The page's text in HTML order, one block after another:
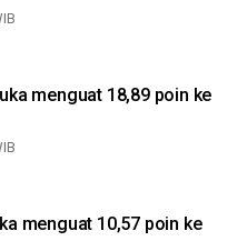
menguat 18,89 poin ke
menguat 10,57 poin ke